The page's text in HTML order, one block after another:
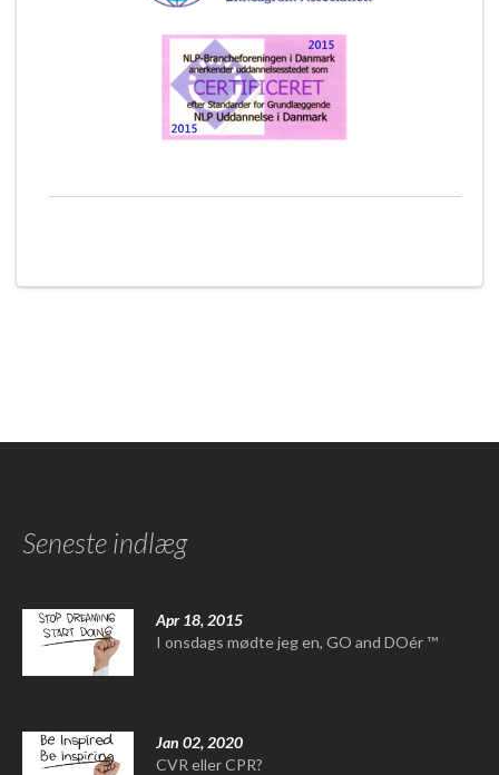
Seneste indlæg
Apr 18, 2015
I onsdags mødte jeg en, GO and DOér ™
Jan 02, 2020
CVR eller CPR?